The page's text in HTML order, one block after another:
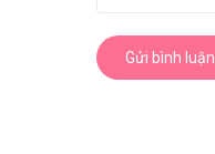
Gửi bình luận